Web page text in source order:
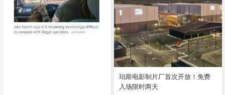
珀斯电影制片厂首次开放！免费
入场限时两天